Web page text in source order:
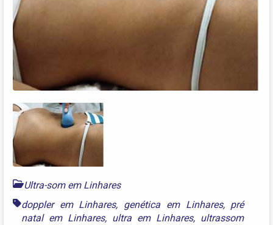
Ultra-som em Linhares
doppler em Linhares, genética em Linhares, pré
natal em Linhares, ultra em Linhares, ultrassom